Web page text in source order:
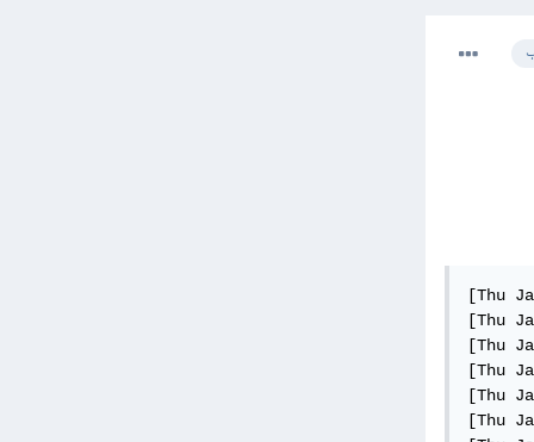
[Thu Jan 19 14:52:13.255634 2023] [mpm_winnt:notice] [pid 9500:tid 372] AH00455: Apache/2.4.54 (Win64) OpenSSL/1.1.1q PHP/8.1.10 configured -- resuming normal operations
[Thu Jan 19 14:52:13.255634 2023] [mpm_winnt:notice] [pid 9500:tid 372] AH00456: Apache Lounge VS16 Server built: Jun 22 2022 09:58:15
[Thu Jan 19 14:52:13.255634 2023] [core:notice]